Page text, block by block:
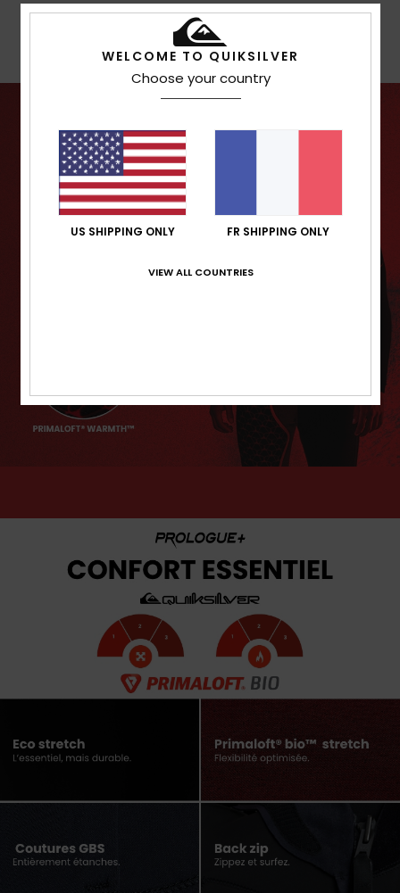
WELCOME TO QUIKSILVER
Choose your country
US SHIPPING ONLY FR SHIPPING ONLY
VIEW ALL COUNTRIES